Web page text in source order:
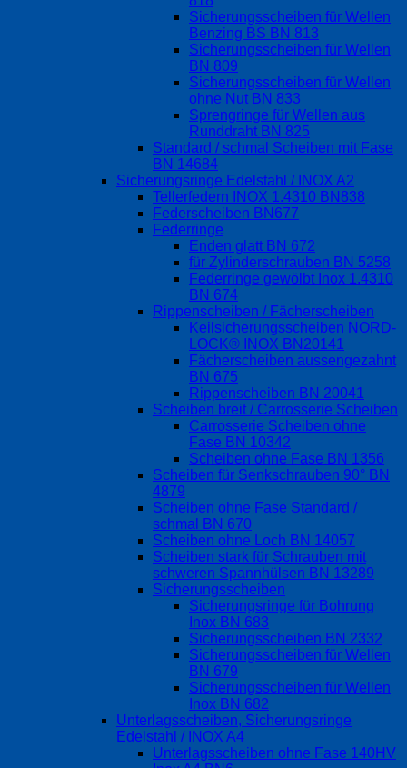
Sicherungsscheiben für Wellen
Benzing BS BN 813
Sicherungsscheiben für Wellen
BN 809
Sicherungsscheiben für Wellen
ohne Nut BN 833
Sprengringe für Wellen aus
Runddraht BN 825
Standard / schmal Scheiben mit Fase
BN 14684
Sicherungsringe Edelstahl / INOX A2
Tellerfedern INOX 1.4310 BN838
Federscheiben BN677
Federringe
Enden glatt BN 672
für Zylinderschrauben BN 5258
Federringe gewölbt Inox 1.4310
BN 674
Rippenscheiben / Fächerscheiben
Keilsicherungsscheiben NORD-
LOCK® INOX BN20141
Fächerscheiben aussengezahnt
BN 675
Rippenscheiben BN 20041
Scheiben breit / Carrosserie Scheiben
Carrosserie Scheiben ohne
Fase BN 10342
Scheiben ohne Fase BN 1356
Scheiben für Senkschrauben 90° BN
4879
Scheiben ohne Fase Standard /
schmal BN 670
Scheiben ohne Loch BN 14057
Scheiben stark für Schrauben mit
schweren Spannhülsen BN 13289
Sicherungsscheiben
Sicherungsringe für Bohrung
Inox BN 683
Sicherungsscheiben BN 2332
Sicherungsscheiben für Wellen
BN 679
Sicherungsscheiben für Wellen
Inox BN 682
Unterlagsscheiben, Sicherungsringe
Edelstahl / INOX A4
Unterlagsscheiben ohne Fase 140HV